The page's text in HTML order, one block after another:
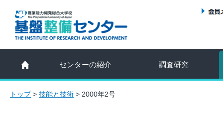
センターの紹介 調査研究
トップ> 技能と技術 > 2000年2号